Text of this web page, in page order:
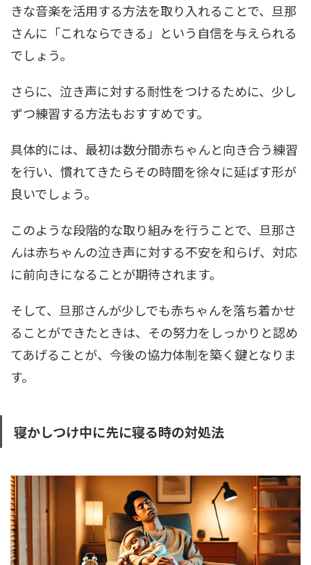
きな音楽を活用する方法を取り入れることで、旦那
さんに「これならできる」という自信を与えられる
でしょう。
さらに、泣き声に対する耐性をつけるために、少し
ずつ練習する方法もおすすめです。
具体的には、最初は数分間赤ちゃんと向き合う練習
を行い、慣れてきたらその時間を徐々に延ばす形が
良いでしょう。
このような段階的な取り組みを行うことで、旦那さ
んは赤ちゃんの泣き声に対する不安を和らげ、対応
に前向きになることが期待されます。
そして、旦那さんが少しでも赤ちゃんを落ち着かせ
ることができたときは、その努力をしっかりと認め
てあげることが、今後の協力体制を築く鍵となりま
す。
寝かしつけ中に先に寝る時の対処法